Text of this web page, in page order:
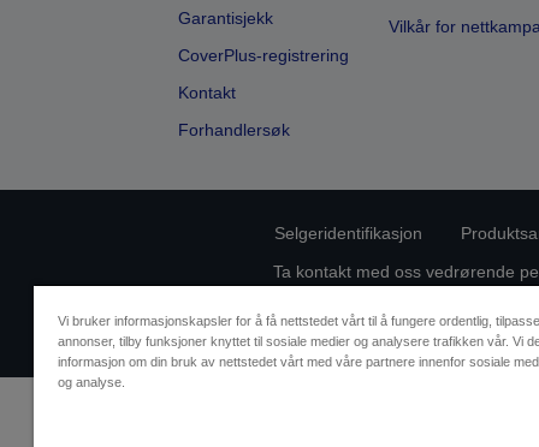
Garantisjekk
CoverPlus-registrering
Kontakt
Forhandlersøk
Vilkår for
Selgeridentifikasjon
Ta kontakt med oss vedrørende
Vi bruker informasjonskapsler for å få nettstedet vårt til å fungere ordentlig,
annonser, tilby funksjoner knyttet til sosiale medier og analysere trafikken vår. Vi
informasjon om din bruk av nettstedet vårt med våre partnere innenfor sosiale
og analyse.